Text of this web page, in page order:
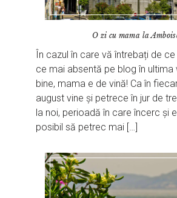
O zi cu mama la
În cazul în care vă întrebați de ce
ce mai absentă pe blog în ultima
bine, mama e de vină! Ca în
august vine și petrece în jur de
la noi, perioadă în care încerc și
posibil să petrec mai […]